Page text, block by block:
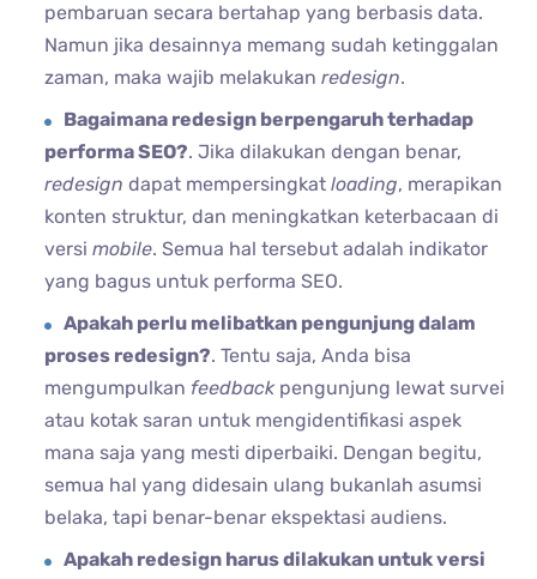
pembaruan secara bertahap yang berbasis data.
Namun jika desainnya memang sudah ketinggalan
zaman, maka wajib melakukanredesign.
Bagaimana redesign berpengaruh terhadap
performa SEO?. Jika dilakukan dengan benar,
redesigndapat mempersingkatloading, merapikan
konten struktur, dan meningkatkan keterbacaan di
versimobile. Semua hal tersebut adalah indikator
yang bagus untuk performa SEO.
Apakah perlu melibatkan pengunjung dalam
proses redesign?. Tentu saja, Anda bisa
mengumpulkan feedback pengunjung lewat survei
atau kotak saran untuk mengidentifikasi aspek
mana saja yang mesti diperbaiki. Dengan begitu,
semua hal yang didesain ulang bukanlah asumsi
belaka, tapi benar-benar ekspektasi audiens.
Apakah redesign harus dilakukan untuk versi